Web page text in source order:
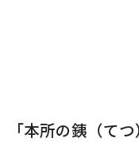
「本所の銕（てつ